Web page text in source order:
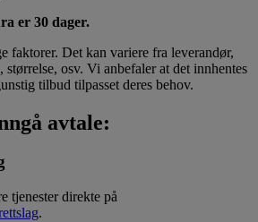
er 30 dager.
faktorer. Det kan variere fra leverandør,
osv. Vi anbefaler at det innhentes
tilbud tilpasset deres behov.
avtale:
tjenester direkte på
.